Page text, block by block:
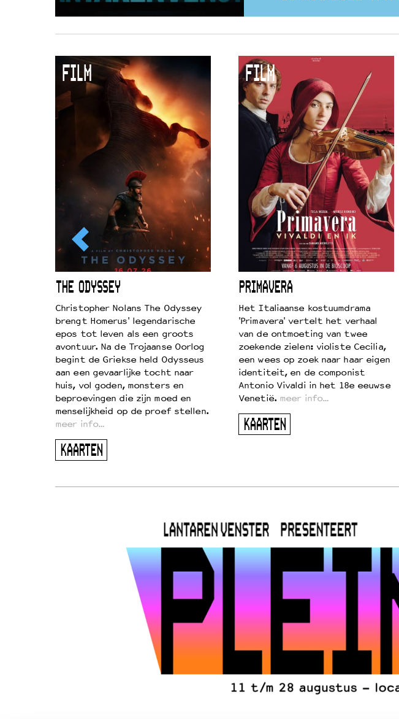
FILM
THE ODYSSEY
Christopher Nolans The Odyssey
brengt Homerus' legendarische
epos tot leven als een groots
avontuur. Na de Trojaanse Oorlog
begint de Griekse held Odysseus
aan een gevaarlijke tocht naar
huis, vol goden, monsters en
beproevingen die zijn moed en
menselijkheid op de proef stellen.
meer info…
KAARTEN
FILM
PRIMAVERA
Het Italiaanse kostuumdrama
'Primavera' vertelt het verhaal
van de ontmoeting van twee
zoekende zielen: violiste Cecilia,
een wees op zoek naar haar eigen
identiteit, en de componist
Antonio Vivaldi in het 18e eeuwse
Venetië. meer info…
KAARTEN